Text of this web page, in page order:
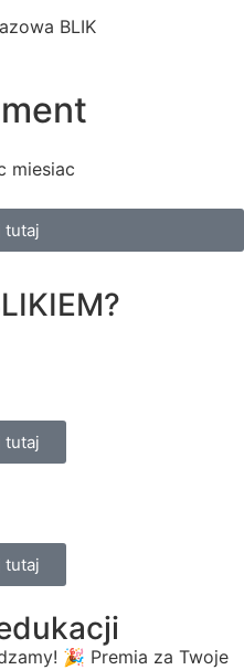
BLIK
tutaj
tutaj
tutaj
🎉 Premia za Twoje